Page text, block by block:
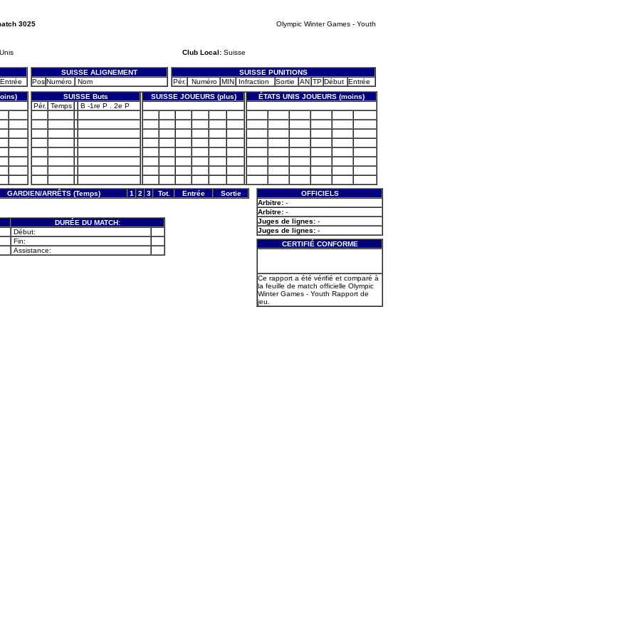
3025 Olympic Winter Games - Youth
Club Local: Suisse
Entrée
SUISSE ALIGNEMENT
PosNuméro Nom
SUISSE PUNITIONS
Pér.
Numéro MIN Infraction Sortie AN TP Début Entrée
SUISSE Buts SUISSE JOUEURS (plus)
ÉTATS UNIS JOUEURS (moins)
Pér.
Temps B -1re P . 2e P
GARDIEN/ARRÊTS (Temps) 1 2 3 Tot. Entrée Sortie
DURÉE DU MATCH:
Début:
Fin:
Assistance:
OFFICIELS
Arbitre: -
Arbitre: -
Juges de lignes: -
Juges de lignes: -
CERTIFIÉ CONFORME
Ce rapport a été vérifié et comparé à
la feuille de match officielle Olympic
Winter Games - Youth Rapport de
jeu.